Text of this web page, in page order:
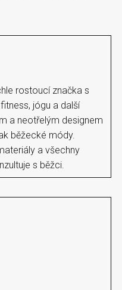
rostoucí značka s
jógu a další
a neotřelým designem
běžecké módy.
a všechny
s běžci.